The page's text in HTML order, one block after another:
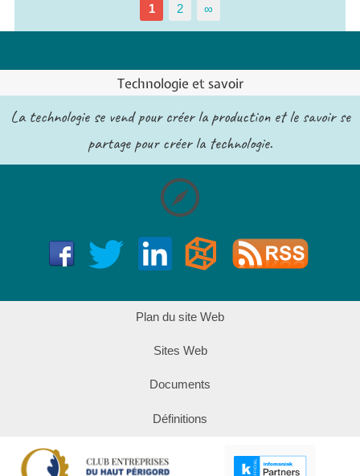
1 2 ∞
Technologie et savoir
La technologie se vend pour créer la production et le savoir se
partage pour créer la technologie.
Plan du site Web
Sites Web
Documents
Définitions